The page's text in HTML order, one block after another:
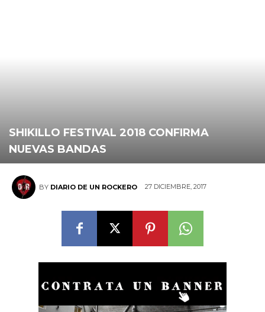
SHIKILLO FESTIVAL 2018 CONFIRMA
NUEVAS BANDAS
BY DIARIO DE UN ROCKERO 27 DICIEMBRE, 2017